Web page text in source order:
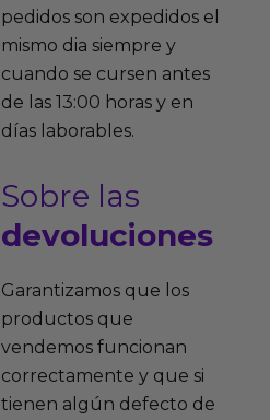
pedidos son expedidos el
mismo dia siempre y
cuando se cursen antes
de las 13:00 horas y en
días laborables.
Sobre las
devoluciones
Garantizamos que los
productos que
vendemos funcionan
correctamente y que si
tienen algún defecto de